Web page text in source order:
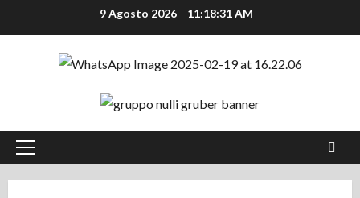
al
9 Agosto 2026 11:18:32 AM
Menu